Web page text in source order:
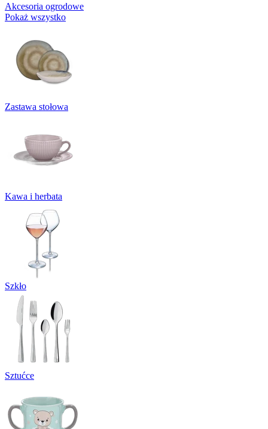
Akcesoria ogrodowe
Pokaż wszystko
Zastawa stołowa
Kawa i herbata
Szkło
Sztućce